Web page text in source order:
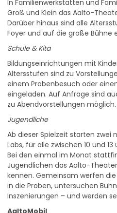
Groß und Klein das Aalto-
Darüber hinaus sind alle
Foyer und auf die große Bühne
Altersstufen sind zu
einem Probenbesuch oder
eingeladen. Auf Anfrage sind
zu Abendvorstellungen möglich.
Labs, für alle zwischen 10 und
Bei den einmal im Monat
Jugendlichen das Aalto-
kennen. Gemeinsam werfen die
in die Proben, untersuchen
Inszenierungen – und werden